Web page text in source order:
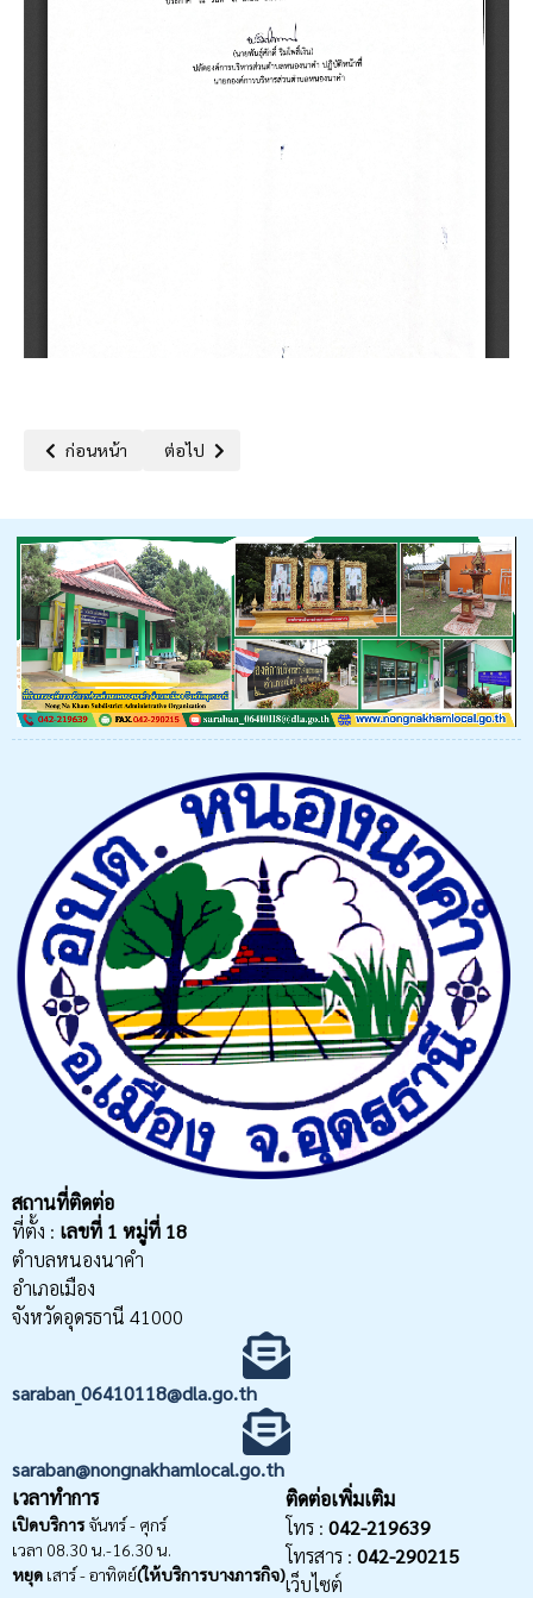
เนื้อหาก่อนหน้า: จดหมายข่าวประชาสัมพันธ์ ประชุมหารือโครงการบู
ก่อนหน้า เนื้อหาถัดไป: ประกาศองค์การบริหารส่วนตำบลหนอง
ต่อไป
สถานที่ติดต่อ
ที่ตั้ง : เลขที่ 1 หมู่ที่ 18
ตำบลหนองนาคำ
อำเภอเมือง
จังหวัดอุดรธานี 41000
saraban_06410118@dla.go.th
saraban@nongnakhamlocal.go.th
เวลาทำการ
เปิดบริการจันทร์ - ศุกร์
เวลา 08.30 น.-16.30 น.
หยุด เสาร์ - อาทิตย์(ให้บริการบางภารกิจ)
ติดต่อเพิ่มเติม
โทร : 042-219639
โทรสาร : 042-290215
เว็บไซต์